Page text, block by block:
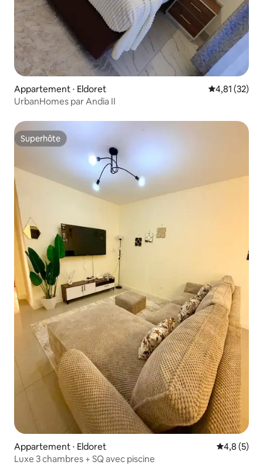
Appartement ⋅ Eldoret Évaluation
4,81 (32)
UrbanHomes par Andia II
Superhôte
Superhôte
Appartement ⋅ Eldoret Évaluation
4,8 (5)
Luxe 3 chambres + SQ avec piscine